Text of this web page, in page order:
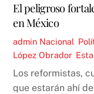
El peligroso
en México
admin Nacional
López Obrador,
Los reformistas,
que estarán ahí